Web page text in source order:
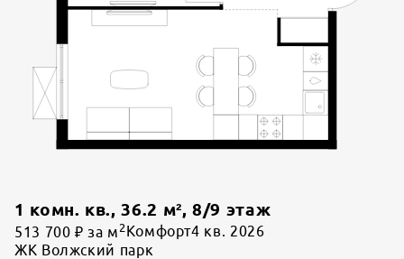
1 комн. кв., 36.2 м²,8/9 этаж
513 700 ₽ за м 2 Комфорт4 кв. 2026
ЖК Волжский парк